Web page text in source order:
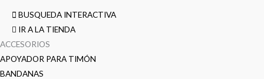
BUSQUEDA INTERACTIVA
IR A LA TIENDA
ACCESORIOS
APOYADOR PARA TIMÓN
BANDANAS